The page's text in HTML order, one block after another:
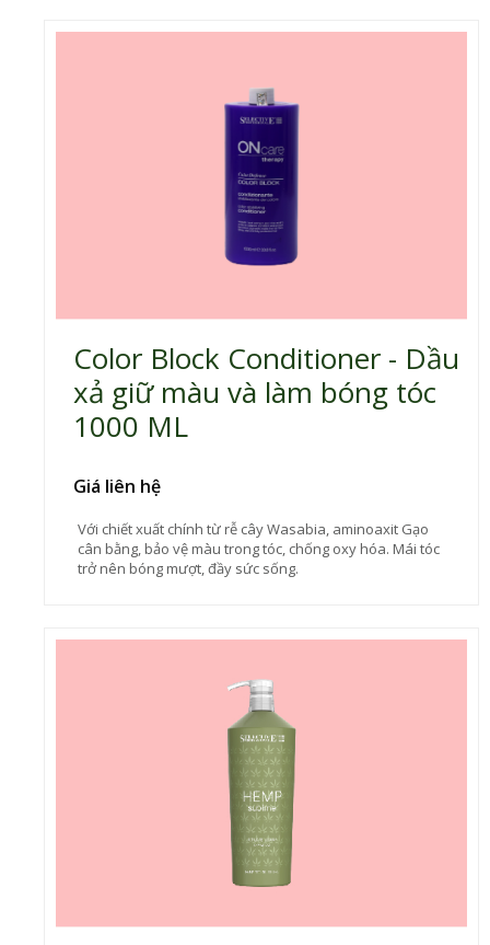
Color Block Conditioner - Dầu
xả giữ màu và làm bóng tóc
1000 ML
Giá liên hệ
Với chiết xuất chính từ rễ cây Wasabia, aminoaxit Gạo
cân bằng, bảo vệ màu trong tóc, chống oxy hóa. Mái tóc
trở nên bóng mượt, đầy sức sống.